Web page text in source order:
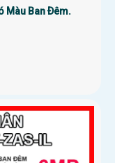
Màu Ban Ðêm.